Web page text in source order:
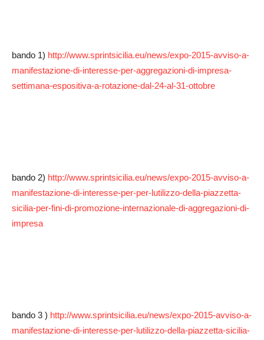
bando 1) http://www.sprintsicilia.eu/news/expo-2015-avviso-a-
manifestazione-di-interesse-per-aggregazioni-di-impresa-
settimana-espositiva-a-rotazione-dal-24-al-31-ottobre
bando 2) http://www.sprintsicilia.eu/news/expo-2015-avviso-a-
manifestazione-di-interesse-per-per-lutilizzo-della-piazzetta-
sicilia-per-fini-di-promozione-internazionale-di-aggregazioni-di-
impresa
bando 3 ) http://www.sprintsicilia.eu/news/expo-2015-avviso-a-
manifestazione-di-interesse-per-lutilizzo-della-piazzetta-sicilia-